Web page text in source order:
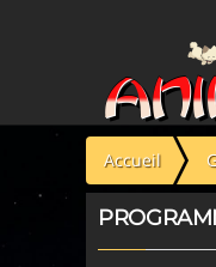
Accueil